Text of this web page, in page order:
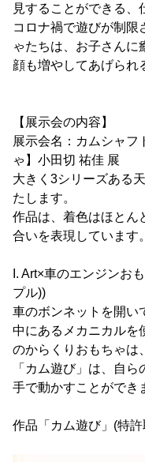
見することができる、
コロナ禍で遊びが制限
ゃたちは、お子さんに
顔も増やしてあげられ
【展示会の内容】
展示会名：カムシャフ
ゃ】小田切 祐佳 展
大きく3シリーズある
たします。
作品は、着色はほとん
合いを表現しています。
I. Art×車のエンジンお
プル))
車のボンネットを開い
中にあるメカニカルを
のからくりおもちゃは
「カム遊び」は、自
手で動かすことができ
作品「カム遊び」(特